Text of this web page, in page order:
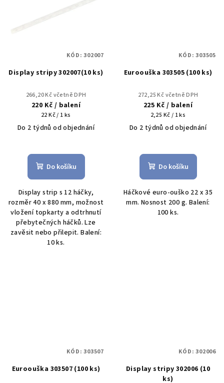
Display stripy 302007(10 ks)
266,20 Kč včetně DPH
220 Kč / balení
Měrná
cena:
22 Kč / 1 ks
Do 2 týdnů od objednání
Do košíku
Display strip s 12 háčky,
rozměr 40 x 880 mm, možnost
vložení topkarty a odtrhnutí
přebytečných háčků. Lze
zavěsit nebo přilepit. Balení:
10 ks.
KÓD:302007
Euroouška 303505 (100 ks)
272,25 Kč včetně DPH
225 Kč / balení
Měrná
cena:
2,25 Kč / 1 ks
Do 2 týdnů od objednání
Do košíku
Háčkové euro-ouško 22 x 35
mm. Nosnost 200 g. Balení:
100 ks.
KÓD:303505
Euroouška 303507 (100 ks)
KÓD:303507
Display stripy 302006 (10
ks)
KÓD:302006